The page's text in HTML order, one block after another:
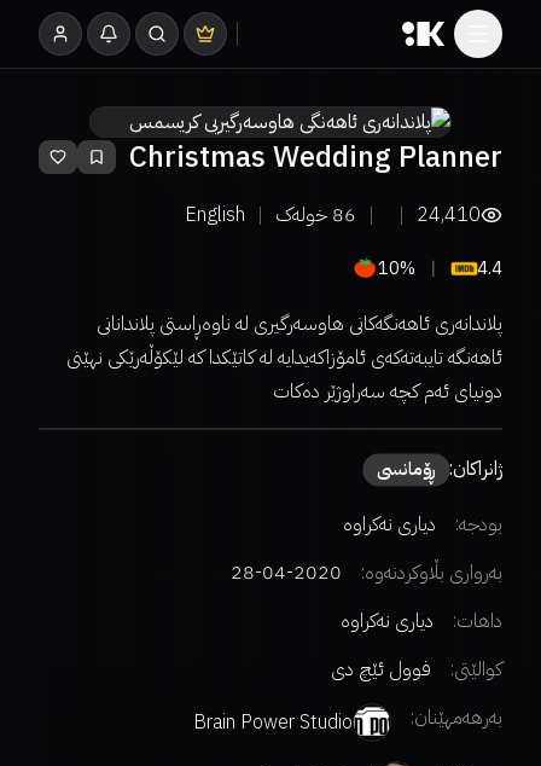
Christmas Wedding Planner
24,410
86 خولەک English
4.4
10%
پلاندانەری ئاهەنگەکانی هاوسەرگیری لە ناوەڕاستی پلاندانانی
ئاهەنگە تایبەتەکەی ئامۆزاکەیدایە لە کاتێکدا کە لێکۆڵەرێکی نهێنی
دونیای ئەم کچە سەراوژێر دەکات
ژانراکان: ڕۆمانسی
بودجە:
دیاری نەکراوە
بەرواری بڵاوکردنەوە:
2020-04-28
داهات:
دیاری نەکراوە
کوالێتی:
فوول ئێچ دی
بەرهەمهێنان:
Brain Power Studio